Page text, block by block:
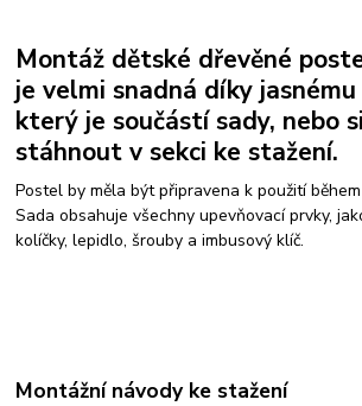
Montáž dětské dřevěné
je velmi snadná díky
který je součástí sady, nebo
stáhnout v sekci ke stažení.
Postel by měla být připravena k použití
Sada obsahuje všechny upevňovací prvky,
kolíčky, lepidlo, šrouby a imbusový klíč.
Montážní návody ke stažení